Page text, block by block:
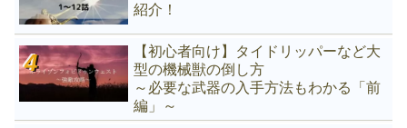
紹介！
【初心者向け】タイドリッパーなど大
型の機械獣の倒し方
～必要な武器の入手方法もわかる「前
編」～